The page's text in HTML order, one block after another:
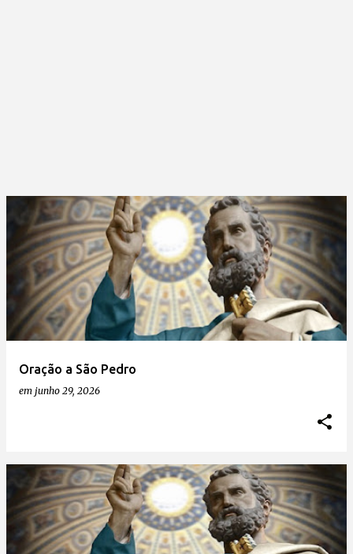
Oração a São Pedro
em junho 29, 2026